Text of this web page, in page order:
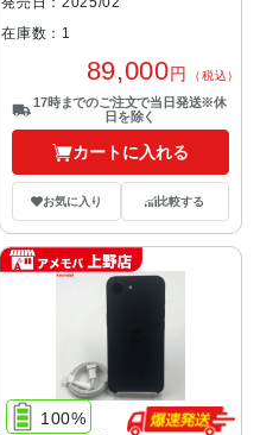
在庫数：1
89,000円 （税込）
17時までのご注文で当日発送※休
日を除く
カートに入れる
お気に入り 比較する
100%